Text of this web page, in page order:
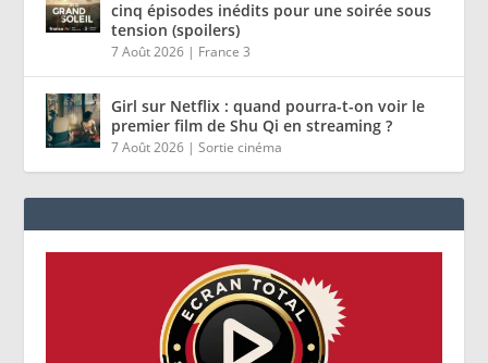
cinq épisodes inédits pour une soirée sous
tension (spoilers)
7 Août 2026 | France 3
Girl sur Netflix : quand pourra-t-on voir le
premier film de Shu Qi en streaming ?
7 Août 2026 |Sortie cinéma